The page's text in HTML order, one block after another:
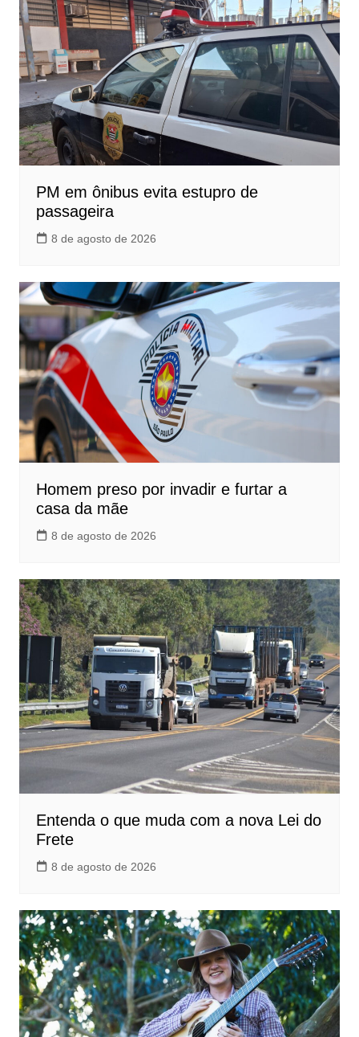
PM em ônibus evita estupro de
passageira
8 de agosto de 2026
Homem preso por invadir e furtar a
casa da mãe
8 de agosto de 2026
Entenda o que muda com a nova Lei do
Frete
8 de agosto de 2026